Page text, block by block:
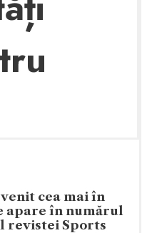
cea mai în
apare în numărul
revistei Sports